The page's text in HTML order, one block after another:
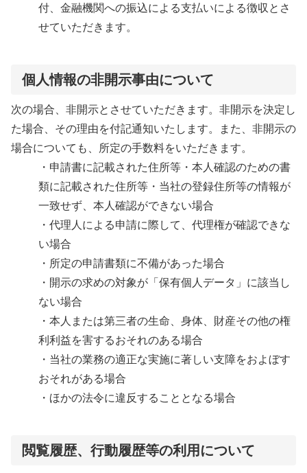
付、金融機関への振込による支払いによる徴収とさ
せていただきます。
個人情報の非開示事由について
次の場合、非開示とさせていただきます。非開示を決定し
た場合、その理由を付記通知いたします。また、非開示の
場合についても、所定の手数料をいただきます。
・申請書に記載された住所等・本人確認のための書
類に記載された住所等・当社の登録住所等の情報が
一致せず、本人確認ができない場合
・代理人による申請に際して、代理権が確認できな
い場合
・所定の申請書類に不備があった場合
・開示の求めの対象が「保有個人データ」に該当し
ない場合
・本人または第三者の生命、身体、財産その他の権
利利益を害するおそれのある場合
・当社の業務の適正な実施に著しい支障をおよぼす
おそれがある場合
・ほかの法令に違反することとなる場合
閲覧履歴、行動履歴等の利用について